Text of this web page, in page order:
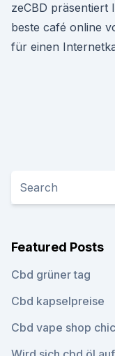
zeCBD präsentiert
beste café online
für einen
Featured Posts
Cbd grüner tag
Cbd kapselpreise
Cbd vape shop